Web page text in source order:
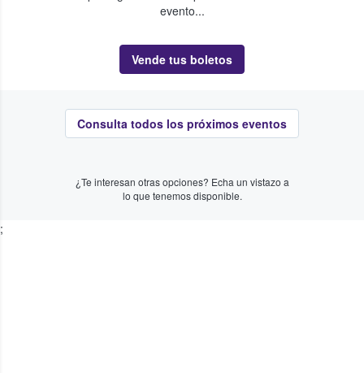
evento...
Vende tus boletos
Consulta todos los próximos eventos
¿Te interesan otras opciones? Echa un vistazo a
lo que tenemos disponible.
;